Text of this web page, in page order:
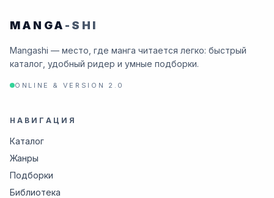
MANGA -SHI
Mangashi — место, где манга читается легко: быстрый
каталог, удобный ридер и умные подборки.
ONLINE & VERSION 2.0
НАВИГАЦИЯ
Каталог
Жанры
Подборки
Библиотека